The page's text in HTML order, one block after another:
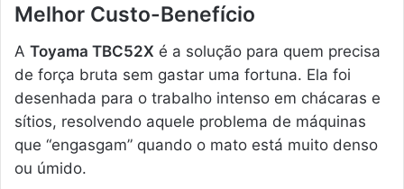
Melhor Custo-Benefício
A Toyama TBC52X é a solução para quem precisa
de força bruta sem gastar uma fortuna. Ela foi
desenhada para o trabalho intenso em chácaras e
sítios, resolvendo aquele problema de máquinas
que “engasgam” quando o mato está muito denso
ou úmido.